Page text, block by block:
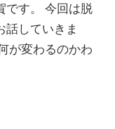
す。 今回は脱
話していきま
が変わるのかわ